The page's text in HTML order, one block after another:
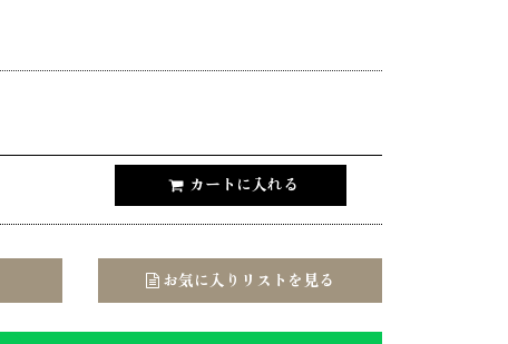
カートに入れる
お気に入りリストを見る